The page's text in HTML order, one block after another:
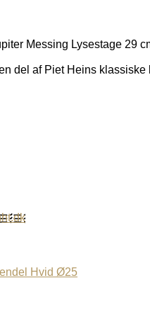
Messing Lysestage 29
del af Piet Heins
Hvid Ø25